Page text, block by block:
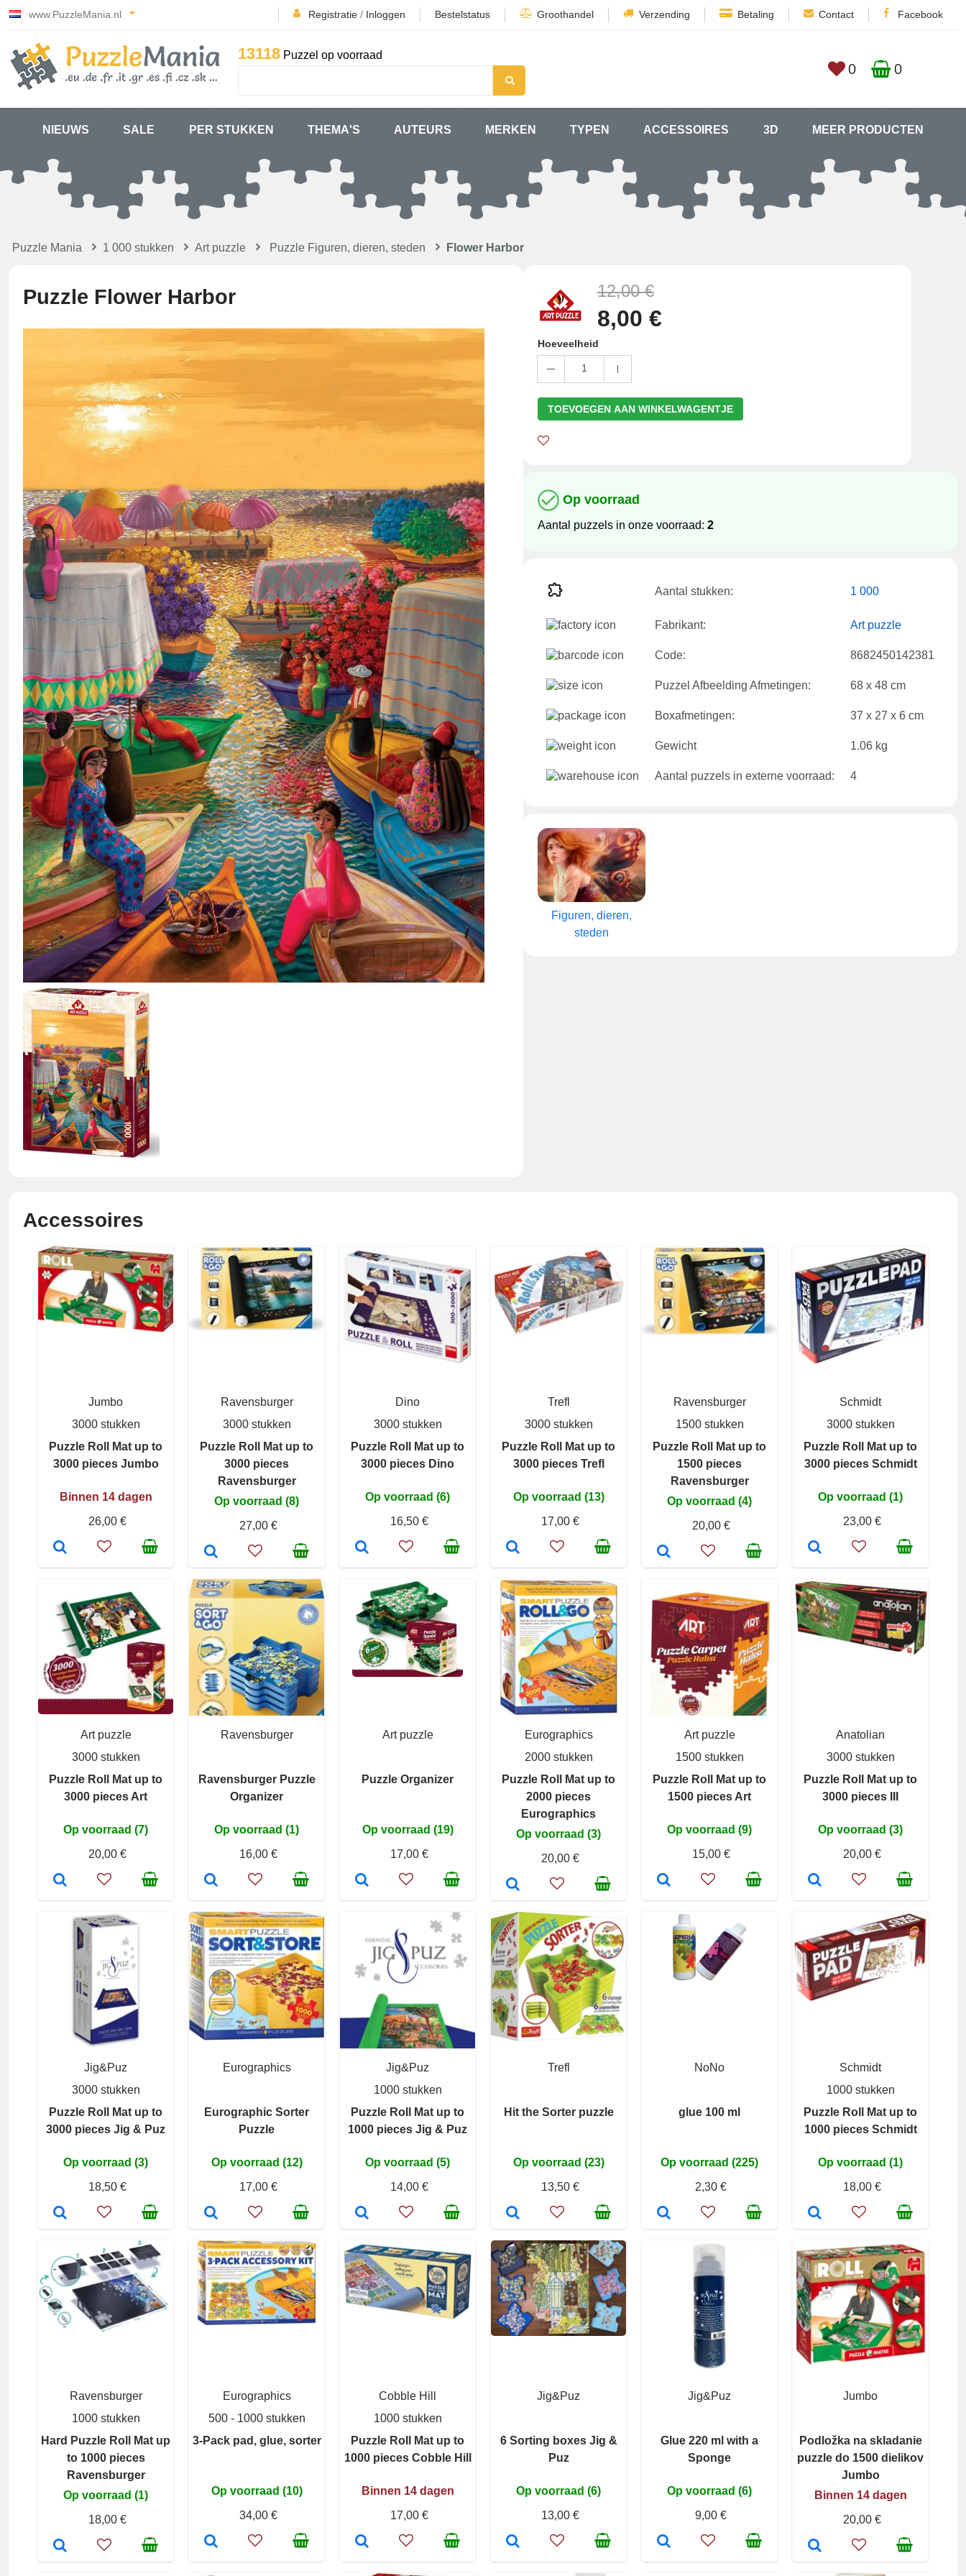
www.PuzzleMania.nl Registratie / Inloggen Bestelstatus Groothandel Verzending Betaling Contact Facebook
13118 Puzzel op voorraad
0 0
NIEUWS SALE PER STUKKEN THEMA'S AUTEURS MERKEN TYPEN ACCESSOIRES 3D MEER PRODUCTEN
Puzzle Mania 1 000 stukken Art puzzle Puzzle Figuren, dieren, steden Flower Harbor
Puzzle Flower Harbor 12,00 €
8,00 €
Hoeveelheid
1
TOEVOEGEN AAN WINKELWAGENTJE
Op voorraad
Aantal puzzels in onze voorraad: 2
Aantal stukken: 1 000
Fabrikant: Art puzzle
Code: 8682450142381
Puzzel Afbeelding Afmetingen: 68 x 48 cm
Boxafmetingen: 37 x 27 x 6 cm
Gewicht 1.06 kg
Aantal puzzels in externe voorraad: 4
Figuren, dieren,
steden
Accessoires
Jumbo
3000 stukken
Puzzle Roll Mat up to
3000 pieces Jumbo
Binnen 14 dagen
26,00 €
Ravensburger
3000 stukken
Puzzle Roll Mat up to
3000 pieces
Ravensburger
Op voorraad (8)
27,00 €
Dino
3000 stukken
Puzzle Roll Mat up to
3000 pieces Dino
Op voorraad (6)
16,50 €
Trefl
3000 stukken
Puzzle Roll Mat up to
3000 pieces Trefl
Op voorraad (13)
17,00 €
Ravensburger
1500 stukken
Puzzle Roll Mat up to
1500 pieces
Ravensburger
Op voorraad (4)
20,00 €
Schmidt
3000 stukken
Puzzle Roll Mat up to
3000 pieces Schmidt
Op voorraad (1)
23,00 €
Art puzzle
3000 stukken
Puzzle Roll Mat up to
3000 pieces Art
Op voorraad (7)
20,00 €
Ravensburger
Ravensburger Puzzle
Organizer
Op voorraad (1)
16,00 €
Art puzzle
Puzzle Organizer
Op voorraad (19)
17,00 €
Eurographics
2000 stukken
Puzzle Roll Mat up to
2000 pieces
Eurographics
Op voorraad (3)
20,00 €
Art puzzle
1500 stukken
Puzzle Roll Mat up to
1500 pieces Art
Op voorraad (9)
15,00 €
Anatolian
3000 stukken
Puzzle Roll Mat up to
3000 pieces III
Op voorraad (3)
20,00 €
Jig&Puz
3000 stukken
Puzzle Roll Mat up to
3000 pieces Jig & Puz
Op voorraad (3)
18,50 €
Eurographics
Eurographic Sorter
Puzzle
Op voorraad (12)
17,00 €
Jig&Puz
1000 stukken
Puzzle Roll Mat up to
1000 pieces Jig & Puz
Op voorraad (5)
14,00 €
Trefl
Hit the Sorter puzzle
Op voorraad (23)
13,50 €
NoNo
glue 100 ml
Op voorraad (225)
2,30 €
Schmidt
1000 stukken
Puzzle Roll Mat up to
1000 pieces Schmidt
Op voorraad (1)
18,00 €
Ravensburger
1000 stukken
Hard Puzzle Roll Mat up
to 1000 pieces
Ravensburger
Op voorraad (1)
18,00 €
Eurographics
500 - 1000 stukken
3-Pack pad, glue, sorter
Op voorraad (10)
34,00 €
Cobble Hill
1000 stukken
Puzzle Roll Mat up to
1000 pieces Cobble Hill
Binnen 14 dagen
17,00 €
Jig&Puz
6 Sorting boxes Jig &
Puz
Op voorraad (6)
13,00 €
Jig&Puz
Glue 220 ml with a
Sponge
Op voorraad (6)
9,00 €
Jumbo
Podložka na skladanie
puzzle do 1500 dielikov
Jumbo
Binnen 14 dagen
20,00 €